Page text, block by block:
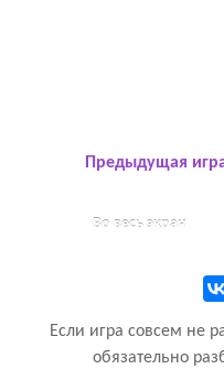
Предыдущая
Во весь экран
Если игра совсем не
обязательно